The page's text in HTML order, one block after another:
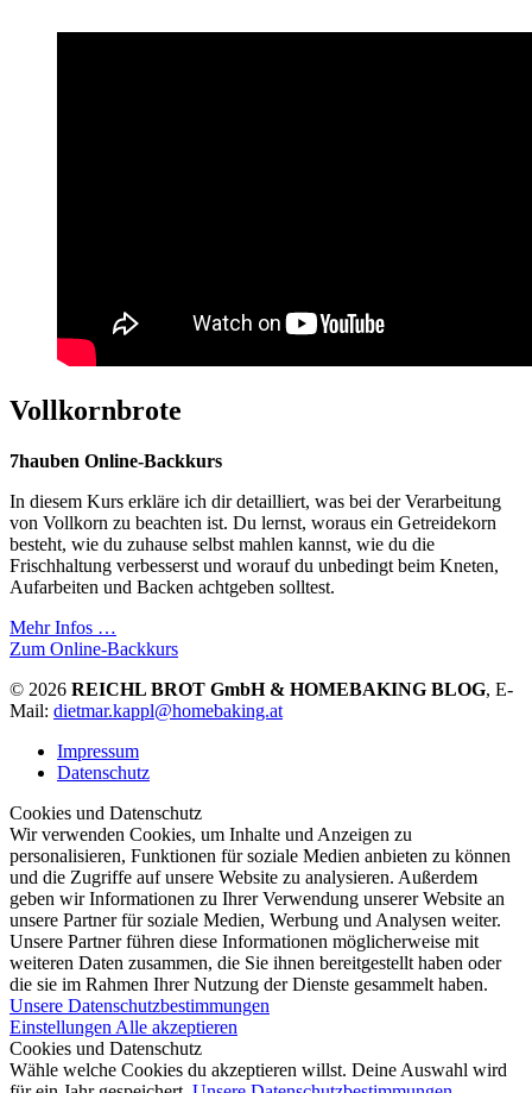
Vollkornbrote
7hauben Online-Backkurs
In diesem Kurs erkläre ich dir detailliert, was bei der Verarbeitung
von Vollkorn zu beachten ist. Du lernst, woraus ein Getreidekorn
besteht, wie du zuhause selbst mahlen kannst, wie du die
Frischhaltung verbesserst und worauf du unbedingt beim Kneten,
Aufarbeiten und Backen achtgeben solltest.
Mehr Infos …
Zum Online-Backkurs
© 2026 REICHL BROT GmbH & HOMEBAKING BLOG, E-
Mail: dietmar.kappl@homebaking.at
Impressum
Datenschutz
Cookies und Datenschutz
Wir verwenden Cookies, um Inhalte und Anzeigen zu
personalisieren, Funktionen für soziale Medien anbieten zu können
und die Zugriffe auf unsere Website zu analysieren. Außerdem
geben wir Informationen zu Ihrer Verwendung unserer Website an
unsere Partner für soziale Medien, Werbung und Analysen weiter.
Unsere Partner führen diese Informationen möglicherweise mit
weiteren Daten zusammen, die Sie ihnen bereitgestellt haben oder
die sie im Rahmen Ihrer Nutzung der Dienste gesammelt haben.
Unsere Datenschutzbestimmungen
Einstellungen Alle akzeptieren
Cookies und Datenschutz
Wähle welche Cookies du akzeptieren willst. Deine Auswahl wird